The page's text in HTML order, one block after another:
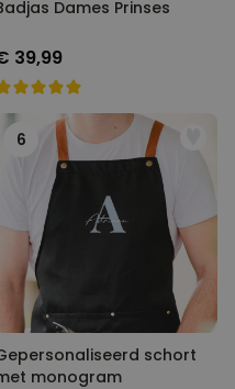
Dames Prinses
39,99
6
schort
monogram